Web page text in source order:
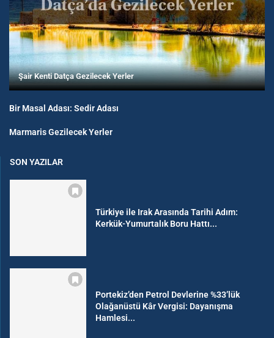
Şair Kenti Datça Gezilecek Yerler
Bir Masal Adası: Sedir Adası
Marmaris Gezilecek Yerler
SON YAZILAR
Türkiye ile Irak Arasında Tarihi Adım:
Kerkük-Yumurtalık Boru Hattı...
Portekiz’den Petrol Devlerine %33’lük
Olağanüstü Kâr Vergisi: Dayanışma
Hamlesi...